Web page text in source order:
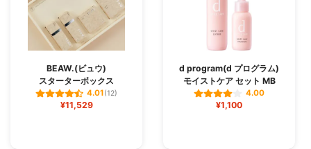
BEAW.(ビュウ)
スターターボックス
4.01(12)
¥11,529
d program(d プログラム)
モイストケア セット MB
4.00
¥1,100